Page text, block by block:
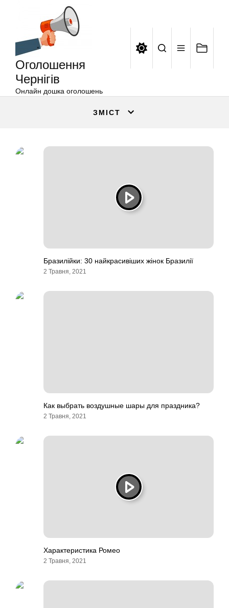
Оголошення
Чернігів
Онлайн дошка оголошень
ЗМІСТ
Бразилійки: 30 найкрасивіших жінок Бразилії
2 Травня, 2021
Как выбрать воздушные шары для праздника?
2 Травня, 2021
Характеристика Ромео
2 Травня, 2021